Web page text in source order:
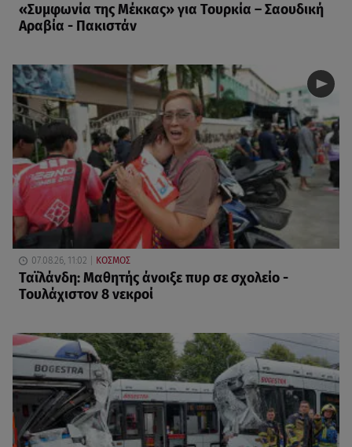
«Συμφωνία της Μέκκας» για Τουρκία – Σαουδική
Αραβία - Πακιστάν
07.08.26, 11:02 ΚΟΣΜΟΣ
Ταϊλάνδη: Μαθητής άνοιξε πυρ σε σχολείο -
Τουλάχιστον 8 νεκροί